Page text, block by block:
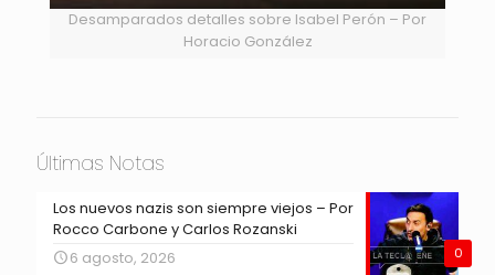
Desamparados detalles sobre Isabel Perón – Por
Horacio González
Últimas Notas
0
Los nuevos nazis son siempre viejos – Por
Rocco Carbone y Carlos Rozanski
6 agosto, 2026